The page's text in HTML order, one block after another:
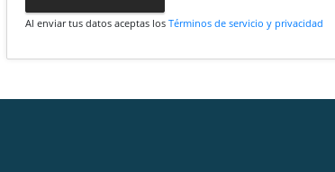
Al enviar tus datos aceptas losTérminos de servicio y privacidad